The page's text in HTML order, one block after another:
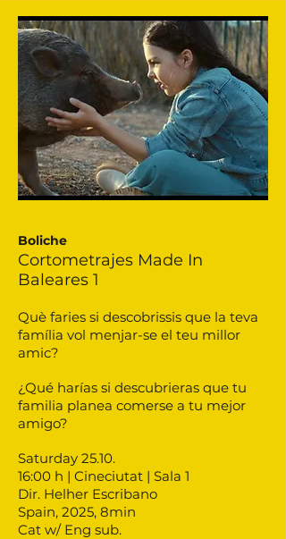
Boliche
Cortometrajes Made In
Baleares 1
Què faries si descobrissis que la teva
família vol menjar-se el teu millor
amic?
¿Qué harías si descubrieras que tu
familia planea comerse a tu mejor
amigo?
Saturday 25.10.
16:00 h | Cineciutat | Sala 1
Dir. Helher Escribano
Spain, 2025, 8min
Cat w/ Eng sub.